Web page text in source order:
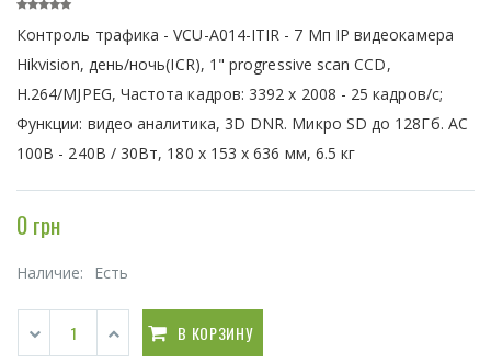
Контроль трафика - VCU-A014-ITIR - 7 Мп IP видеокамера
Hikvision, день/ночь(ICR), 1" progressive scan CCD,
H.264/MJPEG, Частота кадров: 3392 х 2008 - 25 кадров/с;
Функции: видео аналитика, 3D DNR. Микро SD до 128Гб. AC
100В - 240В / 30Вт, 180 х 153 х 636 мм, 6.5 кг
0 грн
Наличие: Есть
В КОРЗИНУ